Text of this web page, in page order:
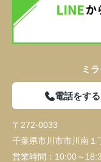
ミ
電話をする
〒272-0033
千葉県市川市市川南
営業時間： 10:00～